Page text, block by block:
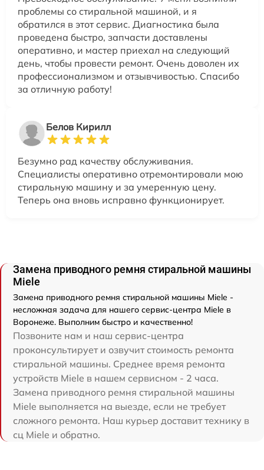
проблемы со стиральной машиной, и я
обратился в этот сервис. Диагностика была
проведена быстро, запчасти доставлены
оперативно, и мастер приехал на следующий
день, чтобы провести ремонт. Очень доволен их
профессионализмом и отзывчивостью. Спасибо
за отличную работу!
Белов Кирилл
Безумно рад качеству обслуживания.
Специалисты оперативно отремонтировали мою
стиральную машину и за умеренную цену.
Теперь она вновь исправно функционирует.
Замена приводного ремня стиральной машины
Miele
Замена приводного ремня стиральной машины Miele -
несложная задача для нашего сервис-центра Miele в
Воронеже. Выполним быстро и качественно!
Позвоните нам и наш сервис-центра
проконсультирует и озвучит стоимость ремонта
стиральной машины. Среднее время ремонта
устройств Miele в нашем сервисном - 2 часа.
Замена приводного ремня стиральной машины
Miele выполняется на выезде, если не требует
сложного ремонта. Наш курьер доставит технику в
сц Miele и обратно.